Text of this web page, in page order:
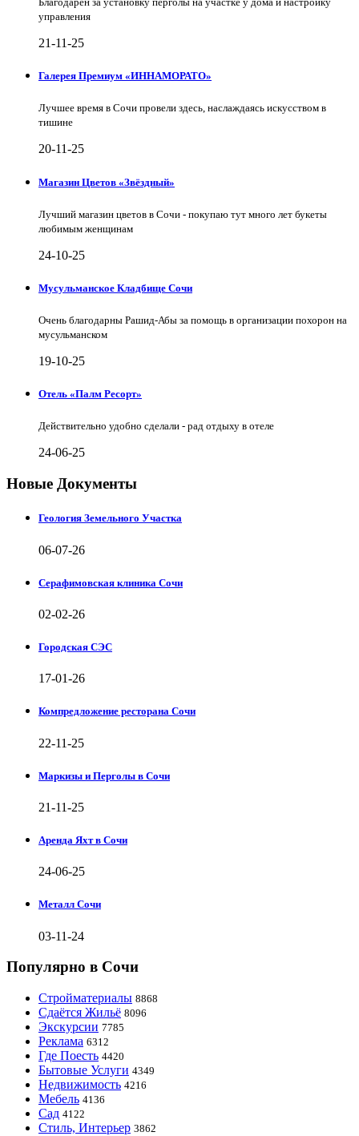
управления
21-11-25
Галерея Премиум «ИННАМОРАТО»
Лучшее время в Сочи провели здесь, наслаждаясь искусством в
тишине
20-11-25
Магазин Цветов «Звёздный»
Лучший магазин цветов в Сочи - покупаю тут много лет букеты
любимым женщинам
24-10-25
Мусульманское Кладбище Сочи
Очень благодарны Рашид-Абы за помощь в организации похорон на
мусульманском
19-10-25
Отель «Палм Ресорт»
Действительно удобно сделали - рад отдыху в отеле
24-06-25
Новые Документы
Геология Земельного Участка
06-07-26
Серафимовская клиника Сочи
02-02-26
Городская СЭС
17-01-26
Компредложение ресторана Сочи
22-11-25
Маркизы и Перголы в Сочи
21-11-25
Аренда Яхт в Сочи
24-06-25
Металл Сочи
03-11-24
Популярно в Сочи
Стройматериалы 8868
Сдаётся Жильё 8096
Экскурсии 7785
Реклама 6312
Где Поесть 4420
Бытовые Услуги 4349
Недвижимость 4216
Мебель 4136
Сад 4122
Стиль, Интерьер 3862